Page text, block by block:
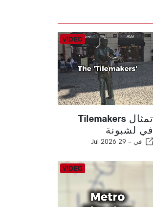
تمثال Tilemakers
في لشبونة
في - 29 Jul 2026